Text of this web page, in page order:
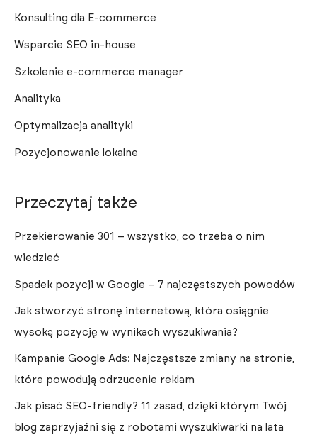
Konsulting dla E-commerce
Wsparcie SEO in-house
Szkolenie e-commerce manager
Analityka
Optymalizacja analityki
Pozycjonowanie lokalne
Przeczytaj także
Przekierowanie 301 – wszystko, co trzeba o nim
wiedzieć
Spadek pozycji w Google – 7 najczęstszych powodów
Jak stworzyć stronę internetową, która osiągnie
wysoką pozycję w wynikach wyszukiwania?
Kampanie Google Ads: Najczęstsze zmiany na stronie,
które powodują odrzucenie reklam
Jak pisać SEO-friendly? 11 zasad, dzięki którym Twój
blog zaprzyjaźni się z robotami wyszukiwarki na lata